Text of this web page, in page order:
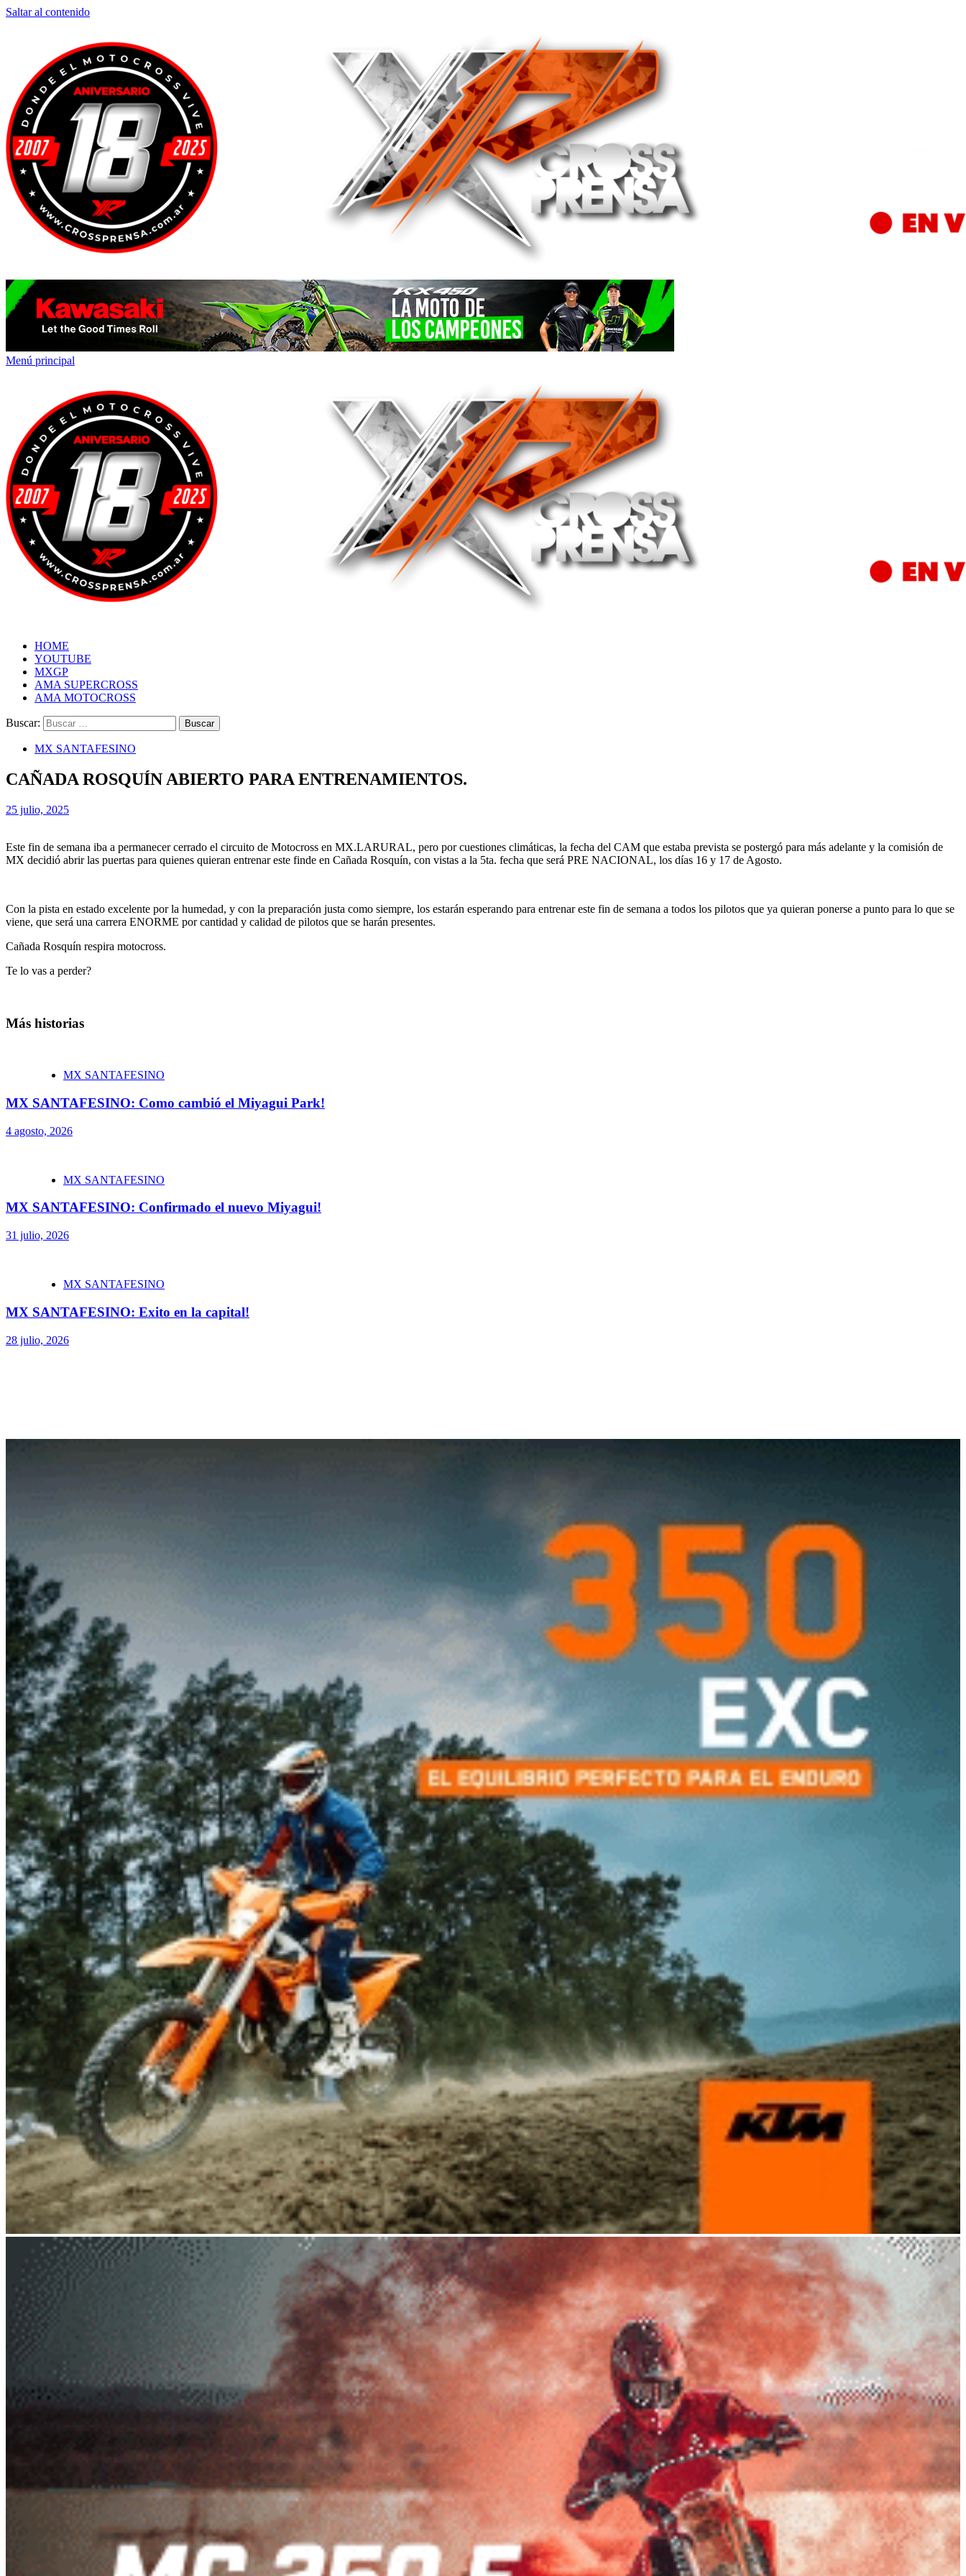
Saltar al contenido
Menú principal
HOME
YOUTUBE
MXGP
AMA SUPERCROSS
AMA MOTOCROSS
Buscar:
MX SANTAFESINO
CAÑADA ROSQUÍN ABIERTO PARA ENTRENAMIENTOS.
25 julio, 2025
Este fin de semana iba a permanecer cerrado el circuito de Motocross en MX.LARURAL, pero por cuestiones climáticas, la fecha del CAM que estaba prevista se postergó para más adelante y la comisión de
MX decidió abrir las puertas para quienes quieran entrenar este finde en Cañada Rosquín, con vistas a la 5ta. fecha que será PRE NACIONAL, los días 16 y 17 de Agosto.
Con la pista en estado excelente por la humedad, y con la preparación justa como siempre, los estarán esperando para entrenar este fin de semana a todos los pilotos que ya quieran ponerse a punto para lo que se
viene, que será una carrera ENORME por cantidad y calidad de pilotos que se harán presentes.
Cañada Rosquín respira motocross.
Te lo vas a perder?
Más historias
MX SANTAFESINO
MX SANTAFESINO: Como cambió el Miyagui Park!
4 agosto, 2026
MX SANTAFESINO
MX SANTAFESINO: Confirmado el nuevo Miyagui!
31 julio, 2026
MX SANTAFESINO
MX SANTAFESINO: Exito en la capital!
28 julio, 2026